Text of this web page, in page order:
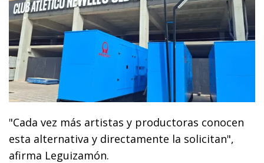
"Cada vez más artistas y productoras conocen
esta alternativa y directamente la solicitan",
afirma Leguizamón.